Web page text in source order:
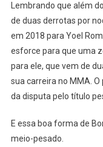
Lembrando que além
de duas derrotas por
em 2018 para Yoel
esforce para que uma
para ele, que vem de
sua carreira no MMA.
da disputa pelo título
E essa boa forma de
meio-pesado.